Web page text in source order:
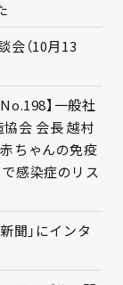
会（10月13
】一般社
会 会長 越村
ちゃんの免疫
で感染症のリス
聞」にインタ